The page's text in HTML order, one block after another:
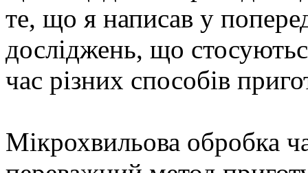
те, що я написав у
досліджень, що
час різних способів
Мікрохвильова обробка